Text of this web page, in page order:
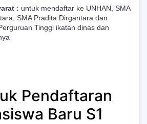
: untuk mendaftar ke UNHAN, SMA
SMA Pradita Dirgantara dan
Tinggi ikatan dinas dan
Pendaftaran
Baru S1